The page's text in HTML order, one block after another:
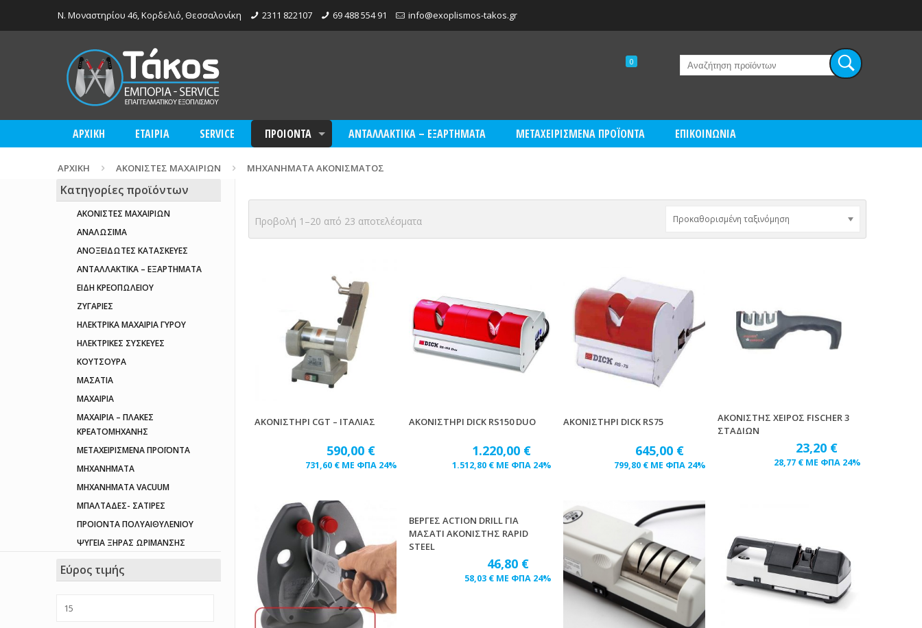
Ν. Μοναστηρίου 46, Κορδελιό, Θεσσαλονίκη 2311 822107 69 488 554 91 info@exoplismos-takos.gr
ΑΡΧΙΚΗ ΕΤΑΙΡΙΑ SERVICE ΠΡΟΙΟΝΤΑ ΑΝΤΑΛΛΑΚΤΙΚΑ – ΕΞΑΡΤΗΜΑΤΑ ΜΕΤΑΧΕΙΡΙΣΜΕΝΑ ΠΡΟΪΟΝΤΑ ΕΠΙΚΟΙΝΩΝΙΑ
0
ΑΡΧΙΚΉ ΑΚΟΝΙΣΤΕΣ ΜΑΧΑΙΡΙΩΝ ΜΗΧΑΝΗΜΑΤΑ ΑΚΟΝΙΣΜΑΤΟΣ
Προβολή 1–20 από 23 αποτελέσματα
ΑΚΟΝΙΣΤΗΡΙ CGT – ITAΛΙΑΣ
590,00 €
731,60 € ΜΕ ΦΠΑ 24%
ΑΚΟΝΙΣΤΗΡΙ DICK RS150 DUO
1.220,00 €
1.512,80 € ΜΕ ΦΠΑ 24%
ΑΚΟΝΙΣΤΗΡΙ DICK RS75
645,00 €
799,80 € ΜΕ ΦΠΑ 24%
ΑΚΟΝΙΣΤΗΣ ΧΕΙΡΟΣ FISCHER 3
ΣΤΑΔΙΩΝ
23,20 €
28,77 €ΜΕ ΦΠΑ 24%
ΒΕΡΓΕΣ ACTION DRILL ΓΙΑ
ΜΑΣΑΤΙ ΑΚΟΝΙΣΤΗΣ RAPID
STEEL
46,80 €
58,03 € ΜΕ ΦΠΑ 24%
Κατηγορίες προϊόντων
ΑΚΟΝΙΣΤΕΣ ΜΑΧΑΙΡΙΩΝ
ΑΝΑΛΩΣΙΜΑ
ΑΝΟΞΕΙΔΩΤΕΣ ΚΑΤΑΣΚΕΥΕΣ
ΑΝΤΑΛΛΑΚΤΙΚΆ – ΕΞΑΡΤΉΜΑΤΑ
ΕΙΔΗ ΚΡΕΟΠΩΛΕΙΟΥ
ΖΥΓΑΡΙΕΣ
ΗΛΕΚΤΡΙΚΑ ΜΑΧΑΙΡΙΑ ΓΥΡΟΥ
ΗΛΕΚΤΡΙΚΕΣ ΣΥΣΚΕΥΕΣ
ΚΟΥΤΣΟΥΡΑ
ΜΑΣΑΤΙΑ
ΜΑΧΑΙΡΙΑ
ΜΑΧΑΙΡΙΑ – ΠΛΑΚΕΣ
ΚΡΕΑΤΟΜΗΧΑΝΗΣ
ΜΕΤΑΧΕΙΡΙΣΜΕΝΑ ΠΡΟΪΟΝΤΑ
ΜΗΧΑΝΗΜΑΤΑ
ΜΗΧΑΝΗΜΑΤΑ VACUUM
ΜΠΑΛΤΑΔΕΣ- ΣΑΤΙΡΕΣ
ΠΡΟΙΟΝΤΑ ΠΟΛΥΑΙΘΥΛΕΝΙΟΥ
ΨΥΓΕΙΑ ΞΗΡΑΣ ΩΡΙΜΑΝΣΗΣ
Εύρος τιμής